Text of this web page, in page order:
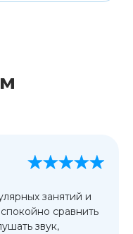
занятий и
сравнить
звук,